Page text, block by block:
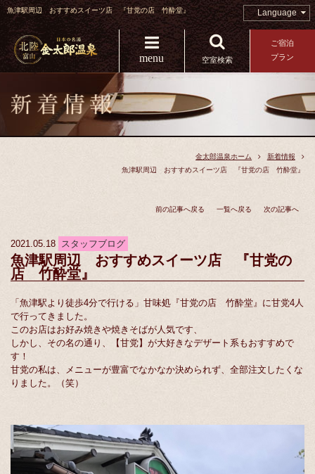
魚津駅周辺 おすすめスイーツ店 『甘党の店 竹酔堂』 Language
menu 空室検索
ご宿泊
プラン
金太郎温泉ホーム
新着情報
魚津駅周辺 おすすめスイーツ店 『甘党の店 竹酔堂』
前の記事へ戻る 一覧へ戻る 次の記事へ
2021.05.18 スタッフブログ
魚津駅周辺 おすすめスイーツ店 『甘党の
店 竹酔堂』
「魚津駅より徒歩4分で行ける」甘味処『甘党の店 竹酔堂』に甘党4人
で行ってきました。
このお店はお好み焼きや焼きそばが人気です、
しかし、その名の通り、【甘党】が大好きなデザート系もおすすめで
す！
甘党の私は、メニューが豊富でなかなか決められず、全部注文したくな
りました。（笑）